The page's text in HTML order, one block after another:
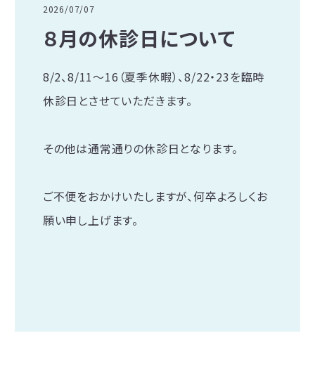
2026/07/07
８月の休診日について
8/2、8/11～16（夏季休暇）、8/22・23を臨時
休診日とさせていただきます。
その他は通常通りの休診日となります。
ご不便をおかけいたしますが、何卒よろしくお
願い申し上げます。